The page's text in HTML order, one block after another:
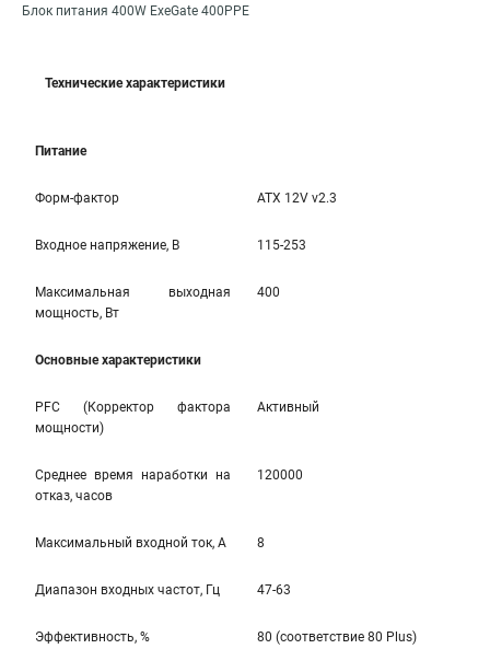
Блок питания 400W ExeGate 400PPE
Технические характеристики
Питание
Форм-фактор ATX 12V v2.3
Входное напряжение, В 115-253
Максимальная выходная
мощность, Вт
400
Основные характеристики
PFC (Корректор фактора
мощности)
Активный
Среднее время наработки на
отказ, часов
120000
Максимальный входной ток, А 8
Диапазон входных частот, Гц 47-63
Эффективность, % 80 (соответствие 80 Plus)